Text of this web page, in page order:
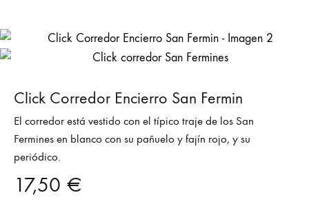
Click Corredor Encierro San Fermin
El corredor está vestido con el típico traje de los San
Fermines en blanco con su pañuelo y fajín rojo, y su
periódico.
17,50 €